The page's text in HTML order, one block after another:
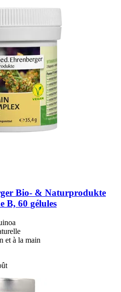
Bio- & Naturprodukte
B, 60 gélules
et à la main